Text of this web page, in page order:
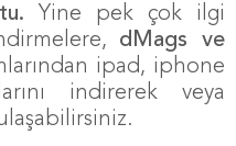
Yine pek çok ilgi
dMags ve
ipad, iphone
indirerek veya